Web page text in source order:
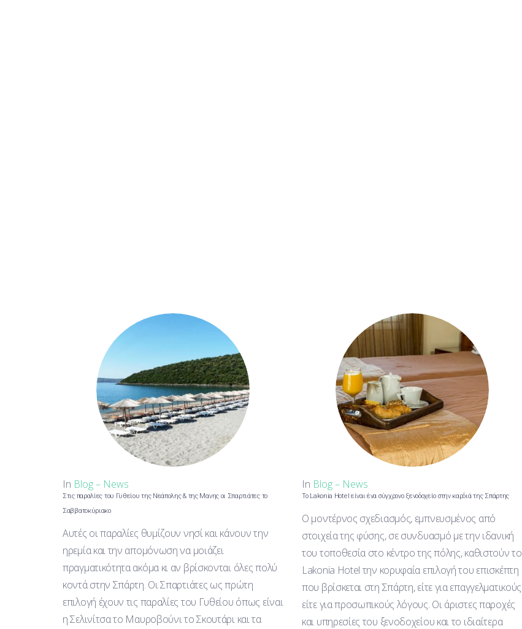
In Blog – News
Στις παραλίες του Γυθείου της Νεάπολης & της Μανης οι Σπαρτιάτες το
Σαββατοκύριακο
Αυτές οι παραλίες θυμίζουν νησί και κάνουν την
ηρεμία και την απομόνωση να μοιάζει
πραγματικότητα ακόμα κι αν βρίσκονται όλες πολύ
κοντά στην Σπάρτη. Οι Σπαρτιάτες ως πρώτη
επιλογή έχουν τις παραλίες του Γυθείου όπως είναι
η Σελινίτσα το Μαυροβούνι το Σκουτάρι και τα
In Blog – News
Το Lakonia Hotel είναι ένα σύγχρονο ξενοδοχείο στην καρδιά της Σπάρτης
Ο μοντέρνος σχεδιασμός, εμπνευσμένος από
στοιχεία της φύσης, σε συνδυασμό με την ιδανική
του τοποθεσία στο κέντρο της πόλης, καθιστούν το
Lakonia Hotel την κορυφαία επιλογή του επισκέπτη
που βρίσκεται στη Σπάρτη, είτε για επαγγελματικούς
είτε για προσωπικούς λόγους. Οι άριστες παροχές
και υπηρεσίες του ξενοδοχείου και το ιδιαίτερα